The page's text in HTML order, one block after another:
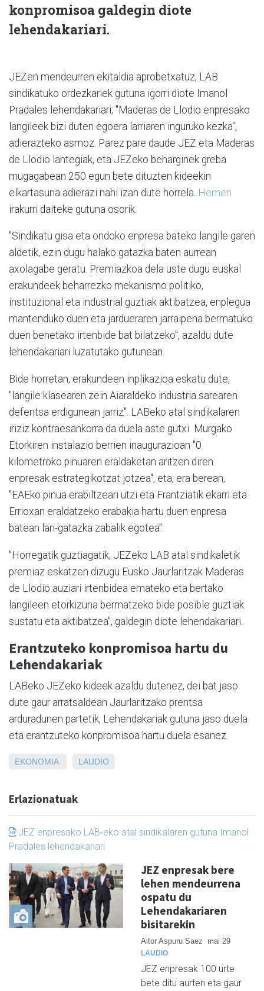
konpromisoa galdegin diote
lehendakariari.
JEZen mendeurren ekitaldia aprobetxatuz, LAB
sindikatuko ordezkariek gutuna igorri diote Imanol
Pradales lehendakariari; "Maderas de Llodio enpresako
langileek bizi duten egoera larriaren inguruko kezka",
adierazteko asmoz. Parez pare daude JEZ eta Maderas
de Llodio lantegiak, eta JEZeko beharginek greba
mugagabean 250 egun bete dituzten kideekin
elkartasuna adierazi nahi izan dute horrela. Hemen
irakurri daiteke gutuna osorik.
"Sindikatu gisa eta ondoko enpresa bateko langile garen
aldetik, ezin dugu halako gatazka baten aurrean
axolagabe geratu. Premiazkoa dela uste dugu euskal
erakundeek beharrezko mekanismo politiko,
instituzional eta industrial guztiak aktibatzea, enplegua
mantenduko duen eta jardueraren jarraipena bermatuko
duen benetako irtenbide bat bilatzeko", azaldu dute
lehendakariari luzatutako gutunean.
Bide horretan, erakundeen inplikazioa eskatu dute,
"langile klasearen zein Aiaraldeko industria sarearen
defentsa erdigunean jarriz". LABeko atal sindikalaren
iriziz kontraesankorra da duela aste gutxi Murgako
Etorkiren instalazio berrien inaugurazioan "0
kilometroko pinuaren eraldaketan aritzen diren
enpresak estrategikotzat jotzea", eta, era berean,
"EAEko pinua erabiltzeari utzi eta Frantziatik ekarri eta
Errioxan eraldatzeko erabakia hartu duen enpresa
batean lan-gatazka zabalik egotea".
"Horregatik guztiagatik, JEZeko LAB atal sindikaletik
premiaz eskatzen dizugu Eusko Jaurlaritzak Maderas
de Llodio auziari irtenbidea emateko eta bertako
langileen etorkizuna bermatzeko bide posible guztiak
sustatu eta aktibatzea", galdegin diote lehendakariari.
Erantzuteko konpromisoa hartu du
Lehendakariak
LABeko JEZeko kideek azaldu dutenez, dei bat jaso
dute gaur arratsaldean Jaurlaritzako prentsa
arduradunen partetik, Lehendakariak gutuna jaso duela
eta erantzuteko konpromisoa hartu duela esanez.
EKONOMIA LAUDIO
Erlazionatuak
JEZ enpresako LAB-eko atal sindikalaren gutuna Imanol
Pradales lehendakariari
JEZ enpresak bere
lehen mendeurrena
ospatu du
Lehendakariaren
bisitarekin
Aitor Aspuru Saez mai 29
LAUDIO
JEZ enpresak 100 urte
bete ditu aurten eta gaur